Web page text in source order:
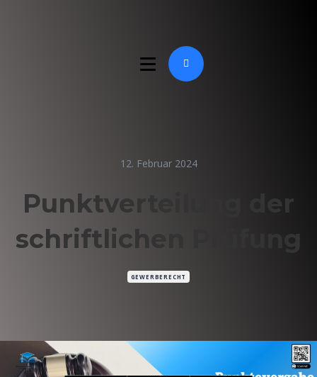
12. Februar 2024
Punktverteilung der
schriftlichen Prüfung
GEWERBERECHT